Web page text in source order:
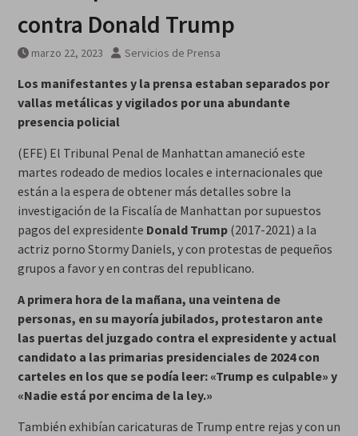
contra Donald Trump
marzo 22, 2023 Servicios de Prensa
Los manifestantes y la prensa estaban separados por
vallas metálicas y vigilados por una abundante
presencia policial
(EFE) El Tribunal Penal de Manhattan amaneció este
martes rodeado de medios locales e internacionales que
están a la espera de obtener más detalles sobre la
investigación de la Fiscalía de Manhattan por supuestos
pagos del expresidente Donald Trump(2017-2021) a la
actriz porno Stormy Daniels, y con protestas de pequeños
grupos a favor y en contras del republicano.
A primera hora de la mañana, una veintena de
personas, en su mayoría jubilados, protestaron ante
las puertas del juzgado contra el expresidente y actual
candidato a las primarias presidenciales de 2024 con
carteles en los que se podía leer: «Trump es culpable» y
«Nadie está por encima de la ley.»
También exhibían caricaturas de Trump entre rejas y con un